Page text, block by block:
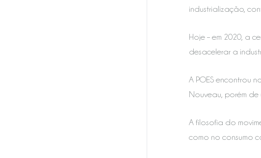
industrialização,
Hoje – em 2020, a
desacelerar a
A POES encontrou
Nouveau, porém
A filosofia do
como no consumo